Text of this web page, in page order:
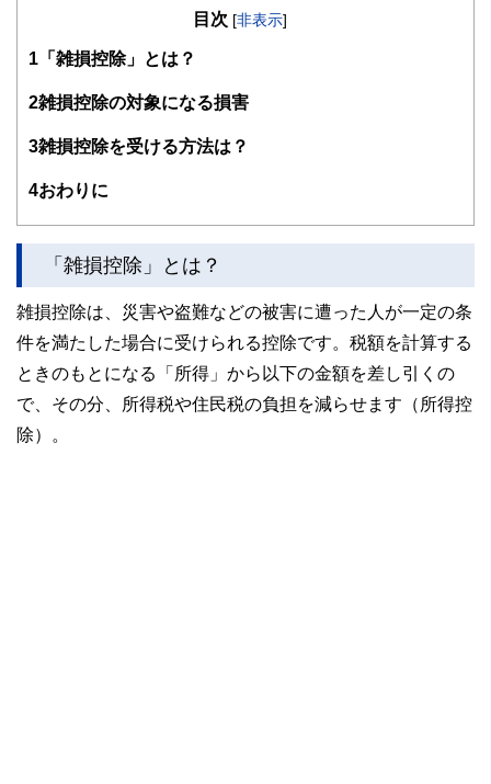
つわる業界での勤務を経て、独立。
過去の自分のような、お金や仕事で悩みを抱えつつ毎日がん
と思われて避けられがち、でも大切なお金の話を、ゆるくほ
ぐしてお伝えする仕事をしています。平成元年生まれの大阪
目次 [非表示]
1 「雑損控除」とは？
2雑損控除の対象になる損害
3雑損控除を受ける方法は？
4おわりに
「雑損控除」とは？
雑損控除は、災害や盗難などの被害に遭った人が一定の条
件を満たした場合に受けられる控除です。税額を計算する
ときのもとになる「所得」から以下の金額を差し引くの
で、その分、所得税や住民税の負担を減らせます（所得控
除）。